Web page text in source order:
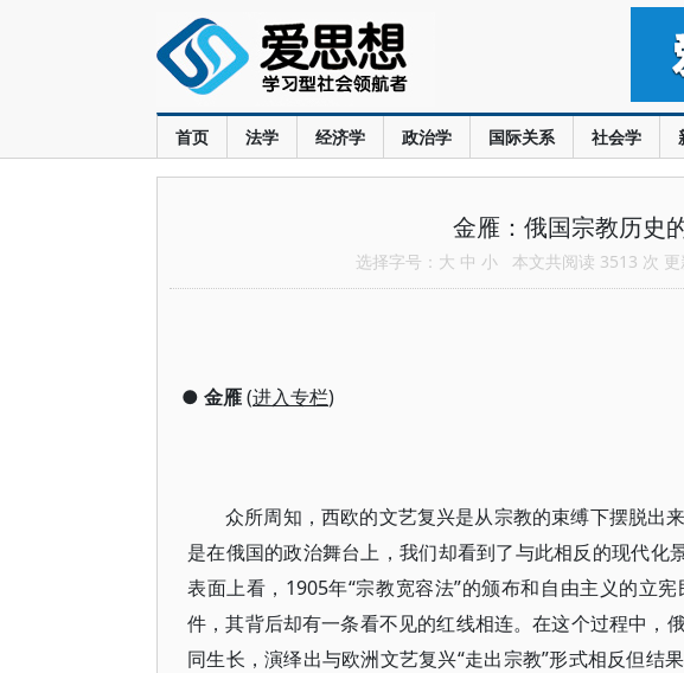
首页 法学 经济学 政治学 国际关系 社会学
金雁：俄国宗教历史
选择字号： 大 中 小 本文共阅读 3513 次
● 金雁(进入专栏)
众所周知，西欧的文艺复兴是从宗教的束缚下摆脱出
是在俄国的政治舞台上，我们却看到了与此相反的现代
表面上看，1905年“宗教宽容法”的颁布和自由主义的立
件，其背后却有一条看不见的红线相连。在这个过程中，
同生长，演绎出与欧洲文艺复兴“走出宗教”形式相反但结